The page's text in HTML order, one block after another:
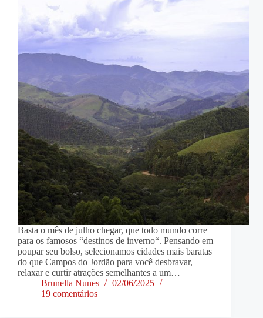
Basta o mês de julho chegar, que todo mundo corre
para os famosos “destinos de inverno“. Pensando em
poupar seu bolso, selecionamos cidades mais baratas
do que Campos do Jordão para você desbravar,
relaxar e curtir atrações semelhantes a um…
Brunella Nunes
02/06/2025
19 comentários